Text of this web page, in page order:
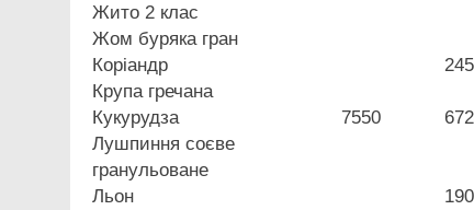
Жито 2 клас
Жом буряка гран
Коріандр
Крупа гречана
Кукурудза
7550
Лушпиння соєве
гранульоване
Льон